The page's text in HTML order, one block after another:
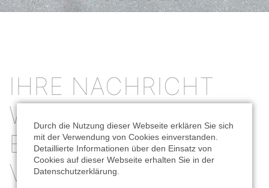
FAHRZEUGBESCHRIFTUNG
Plotterschrift
IHRE NACHRICHT
WURDE
ERFOLGREICH
VERSENDET!
Durch die Nutzung dieser Webseite erklären Sie sich
mit der Verwendung von Cookies einverstanden.
Detaillierte Informationen über den Einsatz von
Cookies auf dieser Webseite erhalten Sie in der
Datenschutzerklärung.